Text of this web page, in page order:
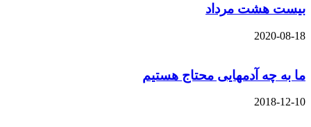
بیست هشت مرداد
2020-08-18
ما به چه آدمهایی محتاج هستیم
2018-12-10